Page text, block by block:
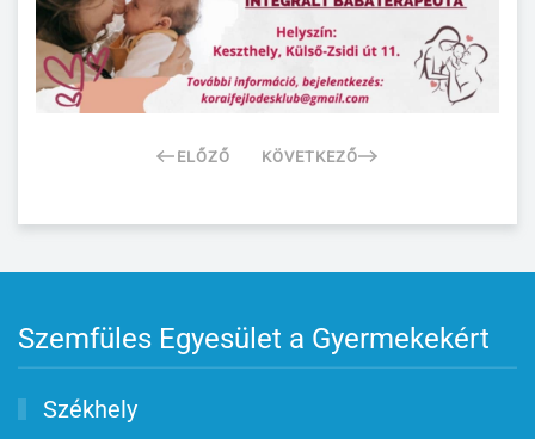
ELŐZŐ KÖVETKEZŐ
Szemfüles Egyesület a Gyermekekért
Székhely